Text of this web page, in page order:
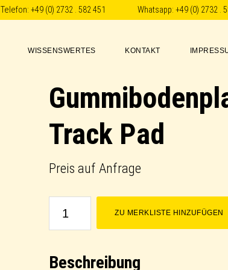
Telefon: +49 (0) 2732 . 582 451 Whatsapp: +49 (0) 2732 .
WISSENSWERTES KONTAKT
Track Pad
Preis auf Anfrage
Gummibodenplatte
Track
ZU MERKLISTE HINZUFÜGEN
Beschreibung